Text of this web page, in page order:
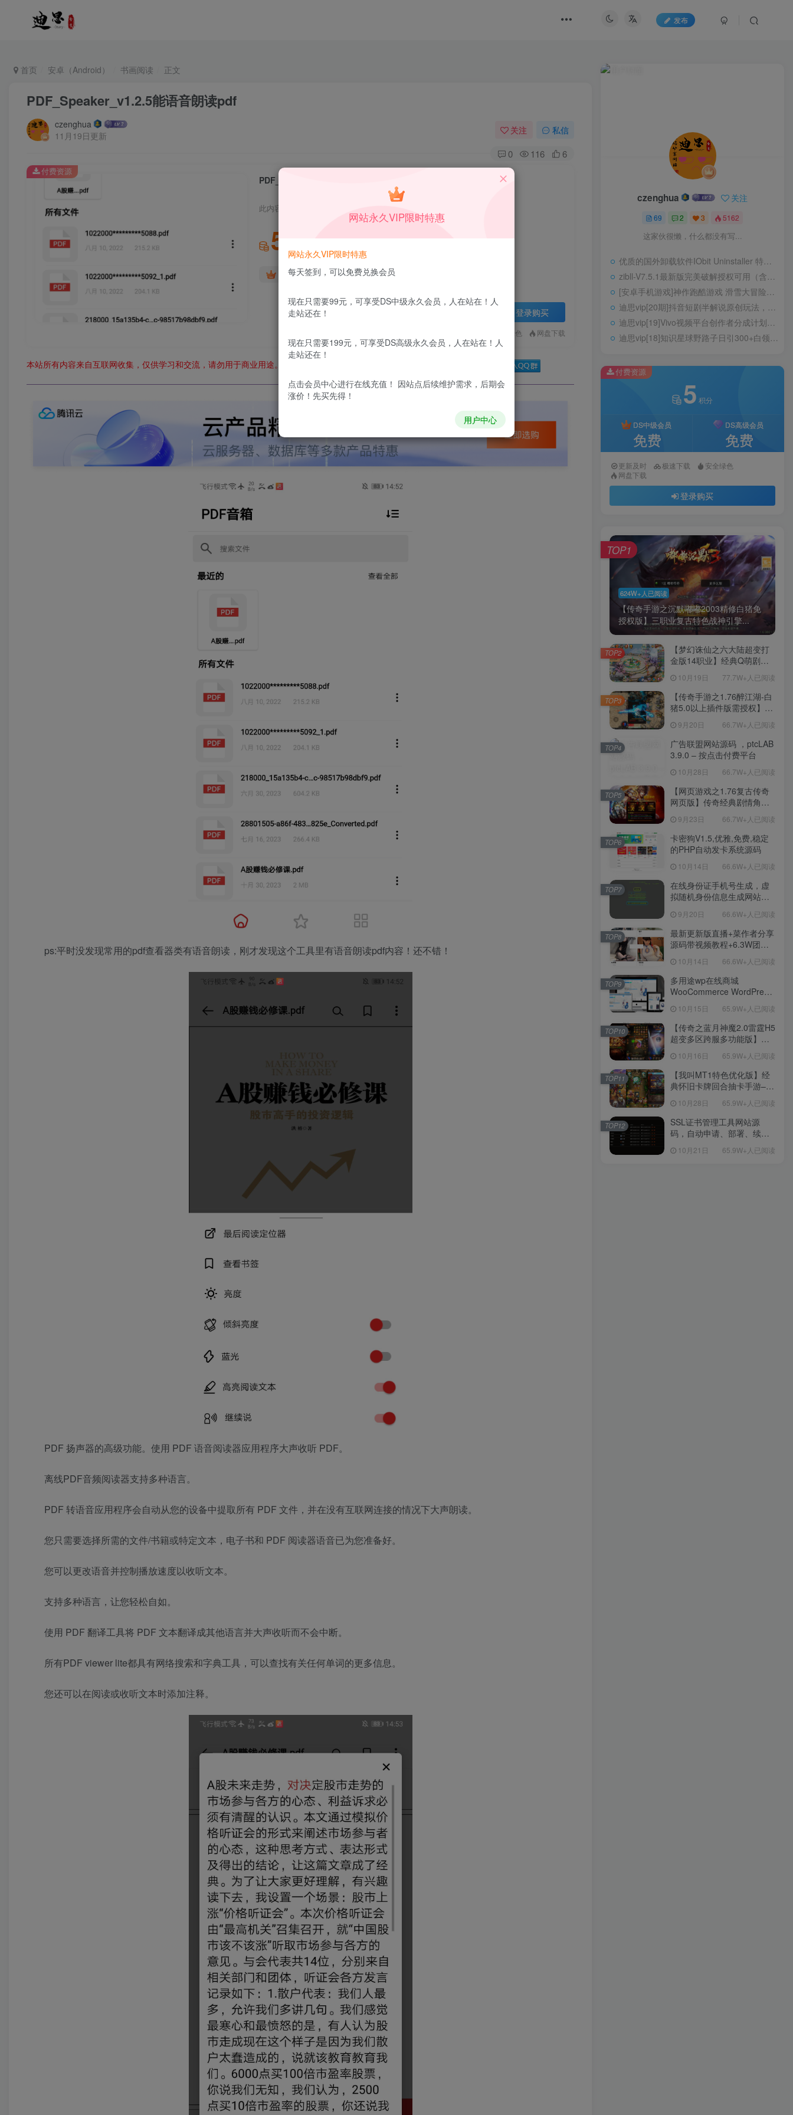
发布
首页 安卓（Android） 书画阅读 正文
PDF_Speaker_v1.2.5能语音朗读pdf
czenghua
11月19日更新
关注 私信
0 116 6
PDF_Speaker_v1.2.5能语音朗读pdf
此内容为付费资源，请付费后查看
5
DS中级会员免费 DS高级会员
登录购买
安全绿色 网盘下载
付费资源
本站所有内容来自互联网收集，仅供学习和交流，请勿用于商业用途。如有侵权、不妥之处，请第一时间联系我们删除！
ps:平时没发现常用的pdf查看器类有语音朗读，刚才发现这个工具里有语音朗读pdf内容！还不错！
PDF 扬声器的高级功能。使用 PDF 语音阅读器应用程序大声收听 PDF。
离线PDF音频阅读器支持多种语言。
PDF 转语音应用程序会自动从您的设备中提取所有 PDF 文件，并在没有互联网连接的情况下大声朗读。
您只需要选择所需的文件/书籍或特定文本，电子书和 PDF 阅读器语音已为您准备好。
您可以更改语音并控制播放速度以收听文本。
支持多种语言，让您轻松自如。
使用 PDF 翻译工具将 PDF 文本翻译成其他语言并大声收听而不会中断。
所有PDF viewer lite都具有网络搜索和字典工具，可以查找有关任何单词的更多信息。
您还可以在阅读或收听文本时添加注释。
czenghua 关注
69 2 3 5162
这家伙很懒，什么都没有写...
优质的国外卸载软件IObit Uninstaller 特别版
zibll-V7.5.1最新版完美破解授权可用（含教程）
[安卓手机游戏]神作跑酷游戏 滑雪大冒险2。
迪思vip[20期]抖音短剧半解说原创玩法，新人起步篇，100%原创，保证落地实操，日入500+
迪思vip[19]Vivo视频平台创作者分成计划，只要加入就能日入300+，一键生成，门槛极低
迪思vip[18]知识星球野路子日引300+白领创业粉，日稳定变现5000+简单好上手！
付费资源
5 积分
DS中级会员
免费
DS高级会员
免费
更新及时 极速下载
安全绿色
网盘下载
登录购买
624W+人已阅读
【传奇手游之沉默嘟嘟2003精修白猪免
授权版】三职业复古特色战神引擎...
TOP1
【梦幻诛仙之六大陆超变打
金版14职业】经典Q萌剧情
Linux服务端源码视频架设教
程-新版多功能GM网页后台
工具-安卓苹果IOS双端版
本！
10月19日 77.7W+人已阅读
TOP2
【传奇手游之1.76醉江湖-白
猪5.0以上插件版需授权】三
手游-Win服务端源码视频架
设教程-新版GM多功能网页
授权物品后台-九层妖塔-法宠
直冲网页后台-安卓苹果IOS
双端版本！
9月20日 66.7W+人已阅读
TOP3
广告联盟网站源码 ，ptcLAB
3.9.0 – 按点击付费平台
10月28日 66.7W+人已阅读
TOP4
【网页游戏之1.76复古传奇
网页版】传奇经典剧情角色
扮演网页游戏-一键单机-打包
Win服务端源码视频架设教
程！
9月23日 66.7W+人已阅读
TOP5
卡密狗V1.5,优雅,免费,稳定
的PHP自动发卡系统源码
10月14日 66.6W+人已阅读
TOP6
在线身份证手机号生成，虚
拟随机身份信息生成网站源
9月20日 66.6W+人已阅读
TOP7
最新更新版直播+菜作者分享
源码带视频教程+6.3W团购
【源码+教程】
10月14日 66.6W+人已阅读
TOP8
多用途wp在线商城
WooCommerce WordPress
10月15日 65.9W+人已阅读
TOP9
【传奇之蓝月神魔2.0雷霆H5
超变多区跨服多功能版】三
理单机一键即玩镜像端-打包
Linux服务端源码-视频架设
教程
10月16日 65.9W+人已阅读
TOP10
【我叫MT1特色优化版】经
典怀旧卡牌回合抽卡手游–打
教程-多功能GM后台工具-网
页注册-安卓版本！
10月28日 65.9W+人已阅读
TOP11
SSL证书管理工具网站源
码，自动申请、部署、续期
10月21日 65.9W+人已阅读
TOP12
网站永久VIP限时特惠
网站永久VIP限时特惠
每天签到，可以免费兑换会员
现在只需要99元，可享受DS中级永久会员，人在站在！人
走站还在！
现在只需要199元，可享受DS高级永久会员，人在站在！人
走站还在！
点击会员中心进行在线充值！ 因站点后续维护需求，后期会
涨价！先买先得！
用户中心